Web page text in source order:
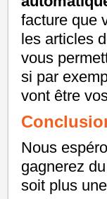
facture que
les articles
vous
si par
vont être
Nous
gagnerez
soit plus